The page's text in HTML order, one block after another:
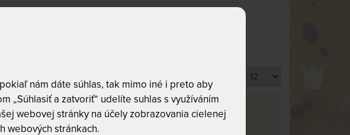
Dostupnosť a doprava
skladom
nám dáte súhlas, tak mimo iné i preto aby
„Súhlasiť a zatvoriť“ udelíte suhlas s využíváním
webovej stránky na účely zobrazovania cielenej
webových stránkach.